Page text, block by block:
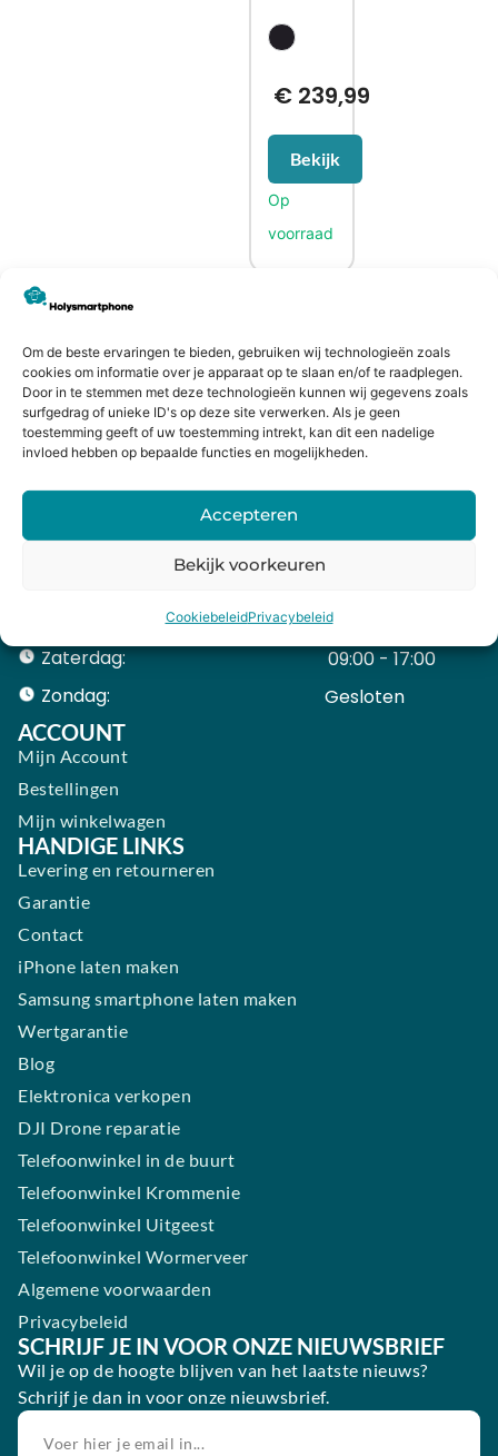
Om de beste ervaringen te bieden, gebruiken wij technologieën zoals
cookies om informatie over je apparaat op te slaan en/of te raadplegen.
Door in te stemmen met deze technologieën kunnen wij gegevens zoals
surfgedrag of unieke ID's op deze site verwerken. Als je geen
toestemming geeft of uw toestemming intrekt, kan dit een nadelige
invloed hebben op bepaalde functies en mogelijkheden.
Accepteren
Bekijk voorkeuren
CookiebeleidPrivacybeleid
€239,99
Bekijk
Heiligeweg 43A
1561 DE, Krommenie
075 641 5169
info@holysmartphone.nl
Woensdag:
09:00 - 18:00
09:00 - 18:00
Zaterdag:
09:00 - 17:00
Zondag:
Gesloten ​ ​ ​ ​ ​ ​ ​
ACCOUNT
Mijn Account
Bestellingen
Mijn winkelwagen
HANDIGE LINKS
Levering en retourneren
Garantie
Contact
iPhone laten maken
Samsung smartphone laten maken
Wertgarantie
Blog
Elektronica verkopen
DJI Drone reparatie
Telefoonwinkel in de buurt
Telefoonwinkel Krommenie
Telefoonwinkel Uitgeest
Telefoonwinkel Wormerveer
Algemene voorwaarden
Privacybeleid
SCHRIJF JE IN VOOR ONZE NIEUWSBRIEF
Wil je op de hoogte blijven van het laatste nieuws?
Schrijf je dan in voor onze nieuwsbrief.